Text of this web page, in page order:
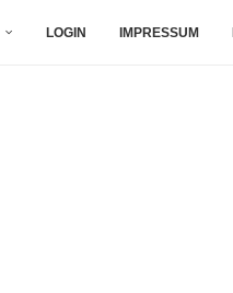
LOGIN IMPRESSUM